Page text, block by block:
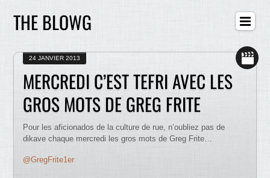
THE BLOWG
24 JANVIER 2013
MERCREDI C’EST TEFRI AVEC LES
GROS MOTS DE GREG FRITE
Pour les aficionados de la culture de rue, n’oubliez pas de
dikave chaque mercredi les gros mots de Greg Frite…
@GregFrite1er